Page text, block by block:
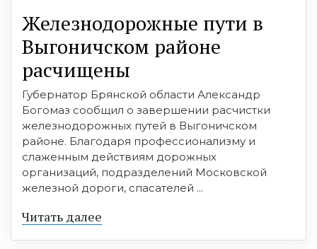
Железнодорожные пути в
Выгоничском районе
расчищены
Губернатор Брянской области Александр
Богомаз сообщил о завершении расчистки
железнодорожных путей в Выгоничском
районе. Благодаря профессионализму и
слаженным действиям дорожных
организаций, подразделений Московской
железной дороги, спасателей ...
Читать далее